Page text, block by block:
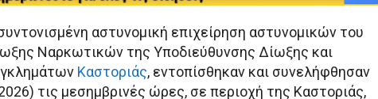
αστυνομική επιχείρηση αστυνομικών του
Ναρκωτικών της Υποδιεύθυνσης Δίωξης και
Καστοριάς, εντοπίσθηκαν και συνελήφθησαν
τις μεσημβρινές ώρες, σε περιοχή της Καστοριάς,